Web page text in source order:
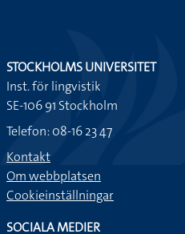
STOCKHOLMS UNIVERSITET
Inst. för lingvistik
SE-106 91 Stockholm
Telefon: 08-16 23 47
Kontakt
Om webbplatsen
Cookieinställningar
SOCIALA MEDIER